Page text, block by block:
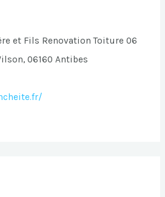
et Fils Renovation Toiture 06
06160 Antibes